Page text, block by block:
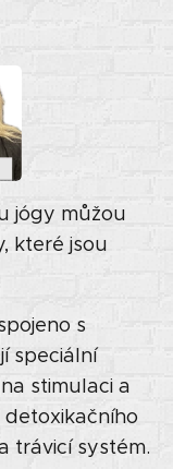
jógy můžou
které jsou
s
speciální
stimulaci a
trávicí systém.